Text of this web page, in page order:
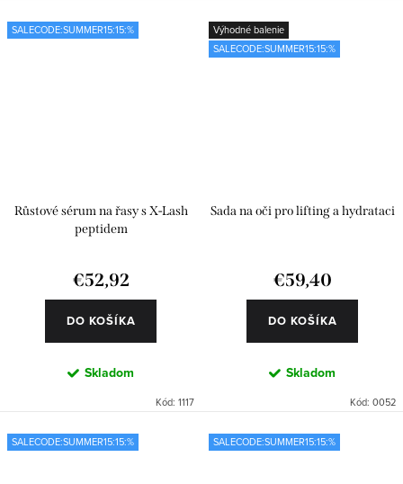
SALECODE:SUMMER15:15:%
Růstové sérum na řasy s X-Lash
peptidem
€52,92
DO KOŠÍKA
Skladom
Kód: 1117
Výhodné balenie
SALECODE:SUMMER15:15:%
Sada na oči pro lifting a hydrataci
€59,40
DO KOŠÍKA
Skladom
Kód: 0052
SALECODE:SUMMER15:15:% SALECODE:SUMMER15:15:%